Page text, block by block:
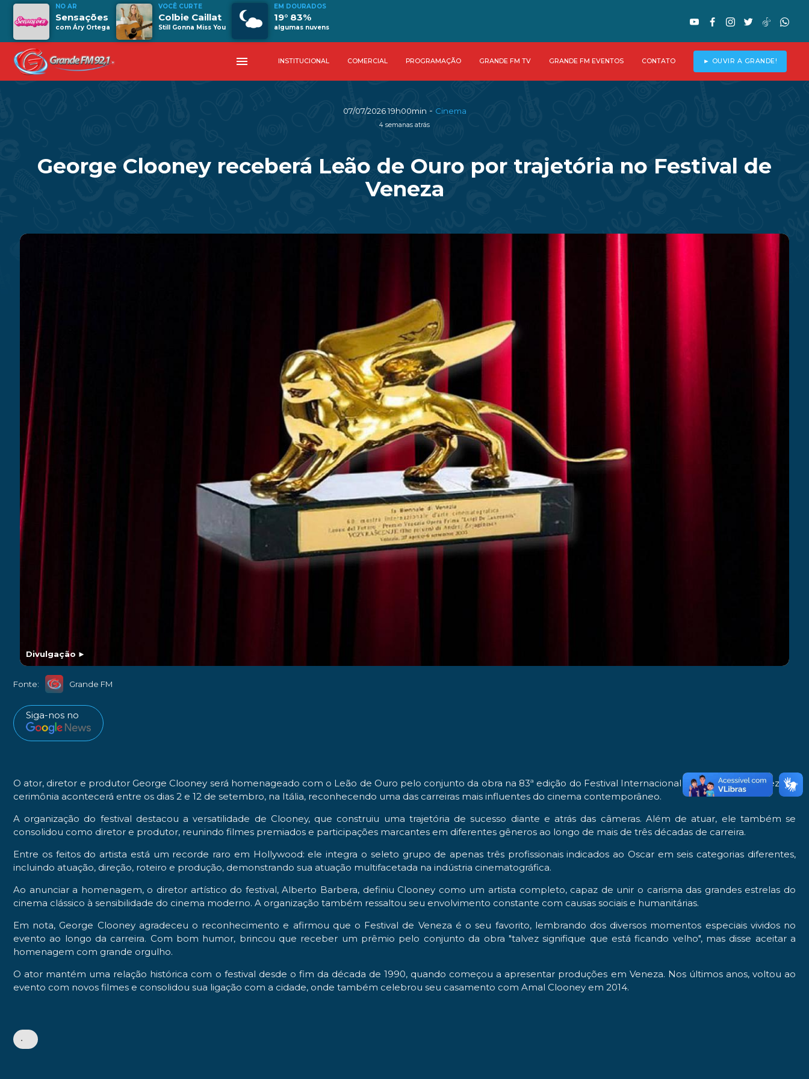
NO AR
Sensações
com Áry Ortega
VOCÊ CURTE
Colbie Caillat
Still Gonna Miss You
EM DOURADOS
19° 83%
algumas nuvens
menu INSTITUCIONAL COMERCIAL PROGRAMAÇÃO GRANDE FM TV GRANDE FM EVENTOS CONTATO ► OUVIR A GRANDE!
07/07/2026 19h00min - Cinema
4 semanas atrás
George Clooney receberá Leão de Ouro por trajetória no Festival de
Veneza
Divulgação ►
Fonte: Grande FM
Siga-nos no
O ator, diretor e produtor George Clooney será homenageado com o Leão de Ouro pelo conjunto da obra na 83ª edição do Festival Internacional de Cinema de Veneza. A
cerimônia acontecerá entre os dias 2 e 12 de setembro, na Itália, reconhecendo uma das carreiras mais influentes do cinema contemporâneo.
A organização do festival destacou a versatilidade de Clooney, que construiu uma trajetória de sucesso diante e atrás das câmeras. Além de atuar, ele também se
consolidou como diretor e produtor, reunindo filmes premiados e participações marcantes em diferentes gêneros ao longo de mais de três décadas de carreira.
Entre os feitos do artista está um recorde raro em Hollywood: ele integra o seleto grupo de apenas três profissionais indicados ao Oscar em seis categorias diferentes,
incluindo atuação, direção, roteiro e produção, demonstrando sua atuação multifacetada na indústria cinematográfica.
Ao anunciar a homenagem, o diretor artístico do festival, Alberto Barbera, definiu Clooney como um artista completo, capaz de unir o carisma das grandes estrelas do
cinema clássico à sensibilidade do cinema moderno. A organização também ressaltou seu envolvimento constante com causas sociais e humanitárias.
Em nota, George Clooney agradeceu o reconhecimento e afirmou que o Festival de Veneza é o seu favorito, lembrando dos diversos momentos especiais vividos no
evento ao longo da carreira. Com bom humor, brincou que receber um prêmio pelo conjunto da obra "talvez signifique que está ficando velho", mas disse aceitar a
homenagem com grande orgulho.
O ator mantém uma relação histórica com o festival desde o fim da década de 1990, quando começou a apresentar produções em Veneza. Nos últimos anos, voltou ao
evento com novos filmes e consolidou sua ligação com a cidade, onde também celebrou seu casamento com Amal Clooney em 2014.
•